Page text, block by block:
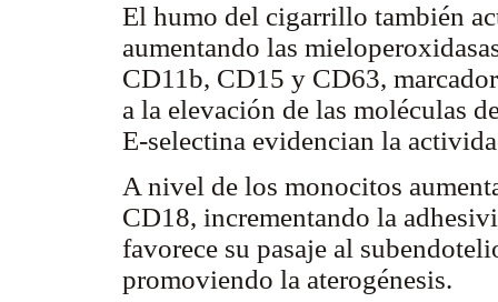
El humo del cigarrillo también
aumentando las
CD11b, CD15 y CD63,
a la elevación de las moléculas
E-selectina evidencian la
A nivel de los monocitos
CD18, incrementando la
favorece su pasaje al
promoviendo la aterogénesis.